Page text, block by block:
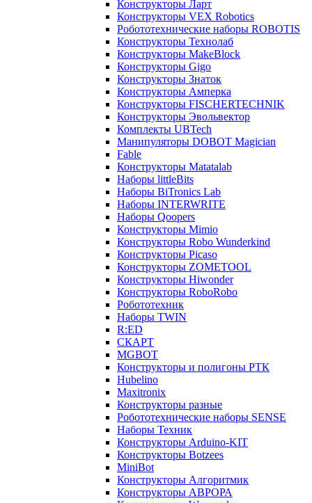
Конструкторы Ларт
Конструкторы VEX Robotics
Робототехнические наборы ROBOTIS
Конструкторы Технолаб
Конструкторы MakeBlock
Конструкторы Gigo
Конструкторы Знаток
Конструкторы Амперка
Конструкторы FISCHERTECHNIK
Конструкторы Эвольвектор
Комплекты UBTech
Манипуляторы DOBOT Magician
Fable
Конструкторы Matatalab
Наборы littleBits
Наборы BiTronics Lab
Наборы INTERWRITE
Наборы Qoopers
Конструкторы Mimio
Конструкторы Robo Wunderkind
Конструкторы Picaso
Конструкторы ZOMETOOL
Конструкторы Hiwonder
Конструкторы RoboRobo
Робототехник
Наборы TWIN
R:ED
СКАРТ
MGBOT
Конструкторы и полигоны РТК
Hubelino
Maxitronix
Конструкторы разные
Робототехнические наборы SENSE
Наборы Техник
Конструкторы Arduino-KIT
Конструкторы Botzees
MiniBot
Конструкторы Алгоритмик
Конструкторы АВРОРА